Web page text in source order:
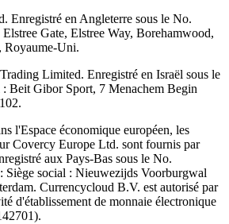
Enregistré en Angleterre sous le No.
Gate, Elstree Way, Borehamwood,
Royaume-Uni.
Limited. Enregistré en Israël sous le
Beit Gibor Sport, 7 Menachem Begin
l'Espace économique européen, les
Covercy Europe Ltd. sont fournis par
aux Pays-Bas sous le No.
Siège social : Nieuwezijds Voorburgwal
Currencycloud B.V. est autorisé par
d'établissement de monnaie électronique